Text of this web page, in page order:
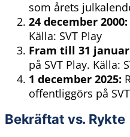
som årets
24 december 2000:
Källa: SVT Play
Fram till 31
på SVT Play. Källa:
1 december 2025:
offentliggörs på
Bekräftat vs. Rykte